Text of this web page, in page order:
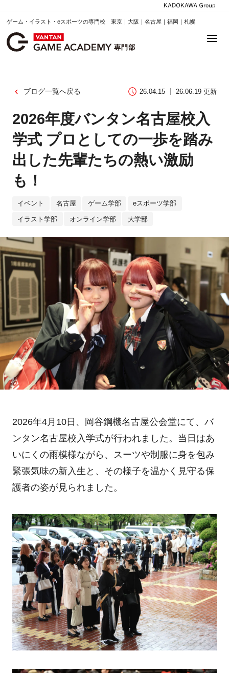
ゲーム・イラスト・eスポーツの専門校 東京｜大阪｜名古屋｜福岡｜札幌
ブログ一覧へ戻る 26.04.15 26.06.19 更新
2026年度バンタン名古屋校入
学式 プロとしての一歩を踏み
出した先輩たちの熱い激励
も！
イベント 名古屋 ゲーム学部 eスポーツ学部
イラスト学部 オンライン学部 大学部
2026年4月10日、岡谷鋼機名古屋公会堂にて、バ
ンタン名古屋校入学式が行われました。当日はあ
いにくの雨模様ながら、スーツや制服に身を包み
緊張気味の新入生と、その様子を温かく見守る保
護者の姿が見られました。